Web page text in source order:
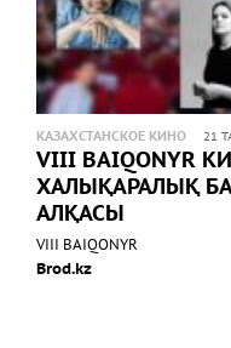
КАЗАХСТАНСКОЕ КИНО 21
VIII BAIQONYR
ХАЛЫҚАРАЛЫҚ
АЛҚАСЫ
VIII BAIQONYR
Brod.kz